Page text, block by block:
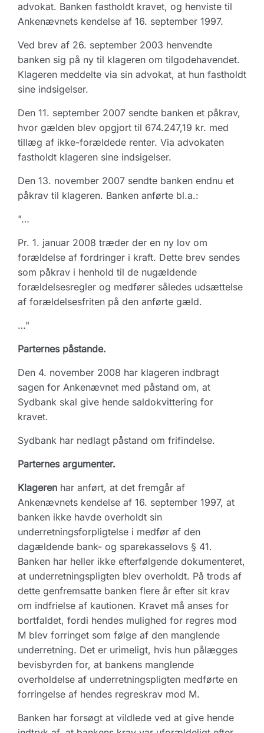
advokat. Banken fastholdt kravet, og henviste til
Ankenævnets kendelse af 16. september 1997.
Ved brev af 26. september 2003 henvendte
banken sig på ny til klageren om tilgodehavendet.
Klageren meddelte via sin advokat, at hun fastholdt
sine indsigelser.
Den 11. september 2007 sendte banken et påkrav,
hvor gælden blev opgjort til 674.247,19 kr. med
tillæg af ikke-forældede renter. Via advokaten
fastholdt klageren sine indsigelser.
Den 13. november 2007 sendte banken endnu et
påkrav til klageren. Banken anførte bl.a.:
"…
Pr. 1. januar 2008 træder der en ny lov om
forældelse af fordringer i kraft. Dette brev sendes
som påkrav i henhold til de nugældende
forældelsesregler og medfører således udsættelse
af forældelsesfriten på den anførte gæld.
…"
Parternes påstande.
Den 4. november 2008 har klageren indbragt
sagen for Ankenævnet med påstand om, at
Sydbank skal give hende saldokvittering for
kravet.
Sydbank har nedlagt påstand om frifindelse.
Parternes argumenter.
Klageren har anført, at det fremgår af
Ankenævnets kendelse af 16. september 1997, at
banken ikke havde overholdt sin
underretningsforpligtelse i medfør af den
dagældende bank- og sparekasselovs § 41.
Banken har heller ikke efterfølgende dokumenteret,
at underretningspligten blev overholdt. På trods af
dette genfremsatte banken flere år efter sit krav
om indfrielse af kautionen. Kravet må anses for
bortfaldet, fordi hendes mulighed for regres mod
M blev forringet som følge af den manglende
underretning. Det er urimeligt, hvis hun pålægges
bevisbyrden for, at bankens manglende
overholdelse af underretningspligten medførte en
forringelse af hendes regreskrav mod M.
Banken har forsøgt at vildlede ved at give hende